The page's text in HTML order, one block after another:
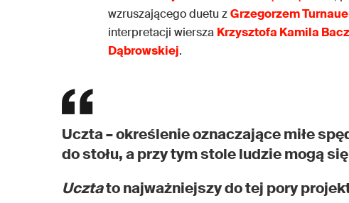
wzruszającego duetu zGrzegorzem
interpretacji wiersza Krzysztofa Kamila
Dąbrowskiej.
Uczta – określenie oznaczające miłe
do stołu, a przy tym stole ludzie mogą
Ucztato najważniejszy do tej pory